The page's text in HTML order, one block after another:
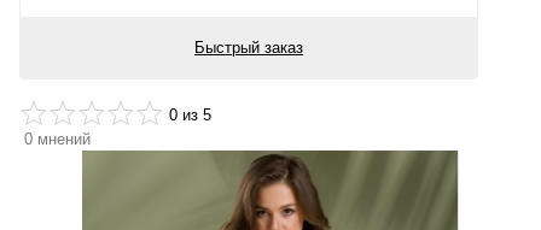
Быстрый заказ
0 из 5
0 мнений